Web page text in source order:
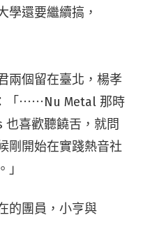
學還要繼續搞，
兩個留在臺北，楊孝
「⋯⋯Nu Metal 那時
喜歡聽饒舌，就問
剛開始在實踐熱音社
的團員，小亨與